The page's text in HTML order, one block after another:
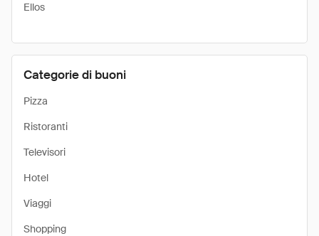
Ellos
Categorie di buoni
Pizza
Ristoranti
Televisori
Hotel
Viaggi
Shopping